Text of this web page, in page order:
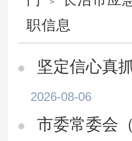
>
职信息
坚定信心真
2026-08-06
市委常委会